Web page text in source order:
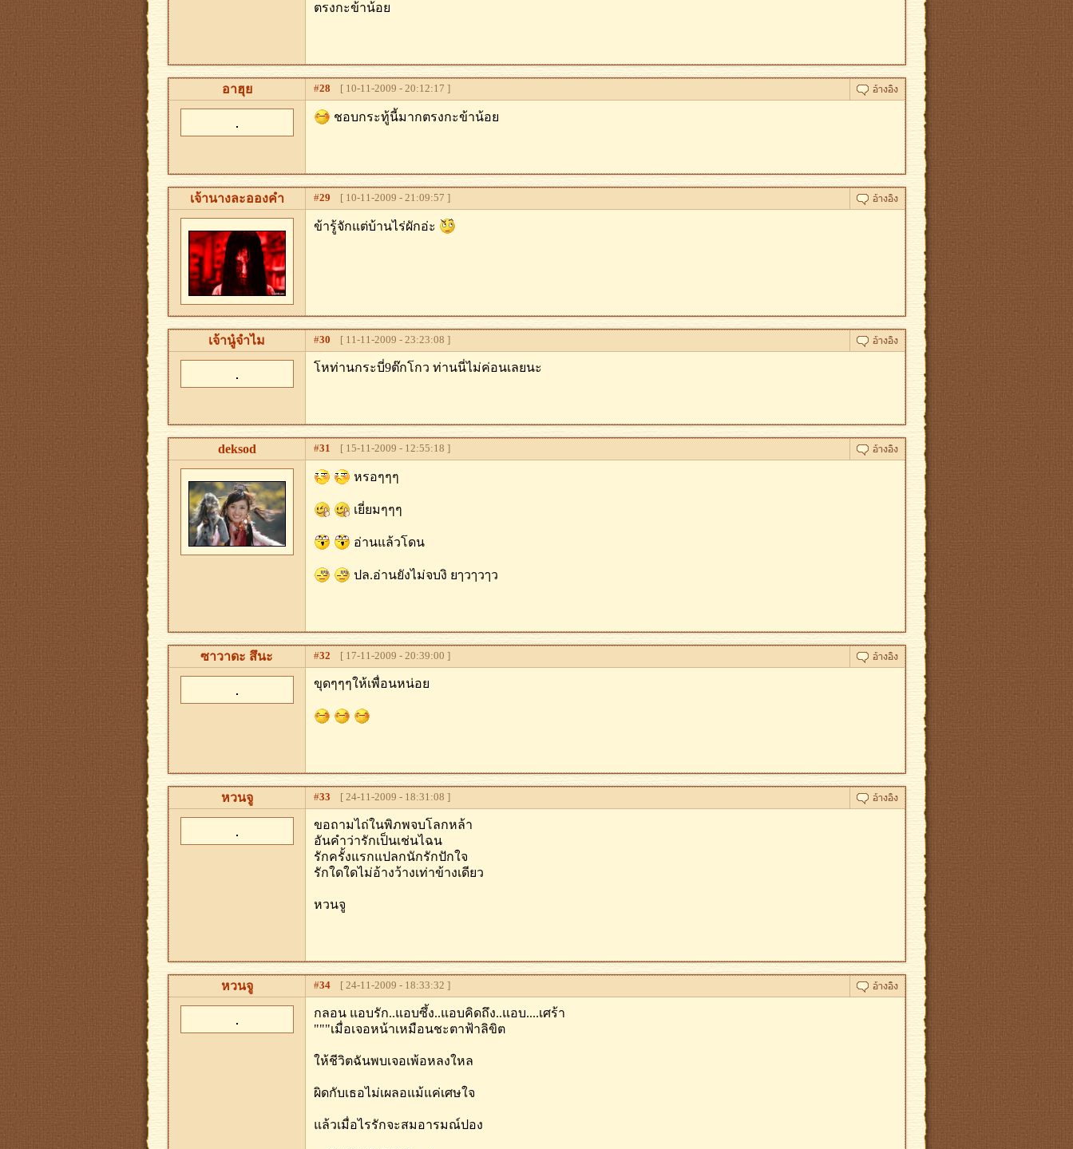
ตรงกะข้าน้อย
อาฮุย #28 [ 10-11-2009 - 20:12:17 ]
ชอบกระทู้นี้มากตรงกะข้าน้อย
เจ้านางละอองคำ #29 [ 10-11-2009 - 21:09:57 ]
ข้ารู้จักแต่บ้านไร่ผักอ่ะ
เจ้านู๋จำไม #30 [ 11-11-2009 - 23:23:08 ]
โหท่านกระบี่9ต๊กโกว ท่านนี่ไม่ค่อนเลยนะ
deksod #31 [ 15-11-2009 - 12:55:18 ]
หรอๆๆๆ
เยี่ยมๆๆๆ
อ่านแล้วโดน
ปล.อ่านยังไม่จบงิ ยๅวๅวๅว
ซาวาดะ สึนะ #32 [ 17-11-2009 - 20:39:00 ]
ขุดๆๆๆให้เพื่อนหน่อย
หวนจู #33 [ 24-11-2009 - 18:31:08 ]
ขอถามไถ่ในพิภพจบโลกหล้า
อันคำว่ารักเป็นเช่นไฉน
รักครั้งแรกแปลกนักรักปักใจ
รักใดใดไม่อ้างว้างเท่าข้างเดียว
หวนจู
หวนจู #34[ 24-11-2009 - 18:33:32 ]
กลอน แอบรัก..แอบซึ้ง..แอบคิดถึง..แอบ....เศร้า
"""เมื่อเจอหน้าเหมือนชะตาฟ้าลิขิต
ให้ชีวิตฉันพบเจอเพ้อหลงใหล
ผิดกับเธอไม่เผลอแม้แค่เศษใจ
แล้วเมื่อไรรักจะสมอารมณ์ปอง